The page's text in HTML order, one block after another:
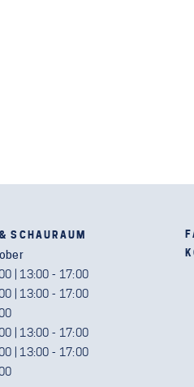
SCHAURAUM
| 13:00 - 17:00
| 13:00 - 17:00
| 13:00 - 17:00
| 13:00 - 17:00